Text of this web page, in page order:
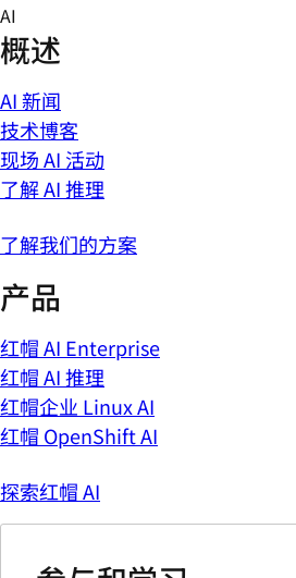
Skip
to
content
AI
概述
AI 新闻
技术博客
现场 AI 活动
了解 AI 推理
了解我们的方案
产品
红帽 AI Enterprise
红帽 AI 推理
红帽企业 Linux AI
红帽 OpenShift AI
探索红帽 AI